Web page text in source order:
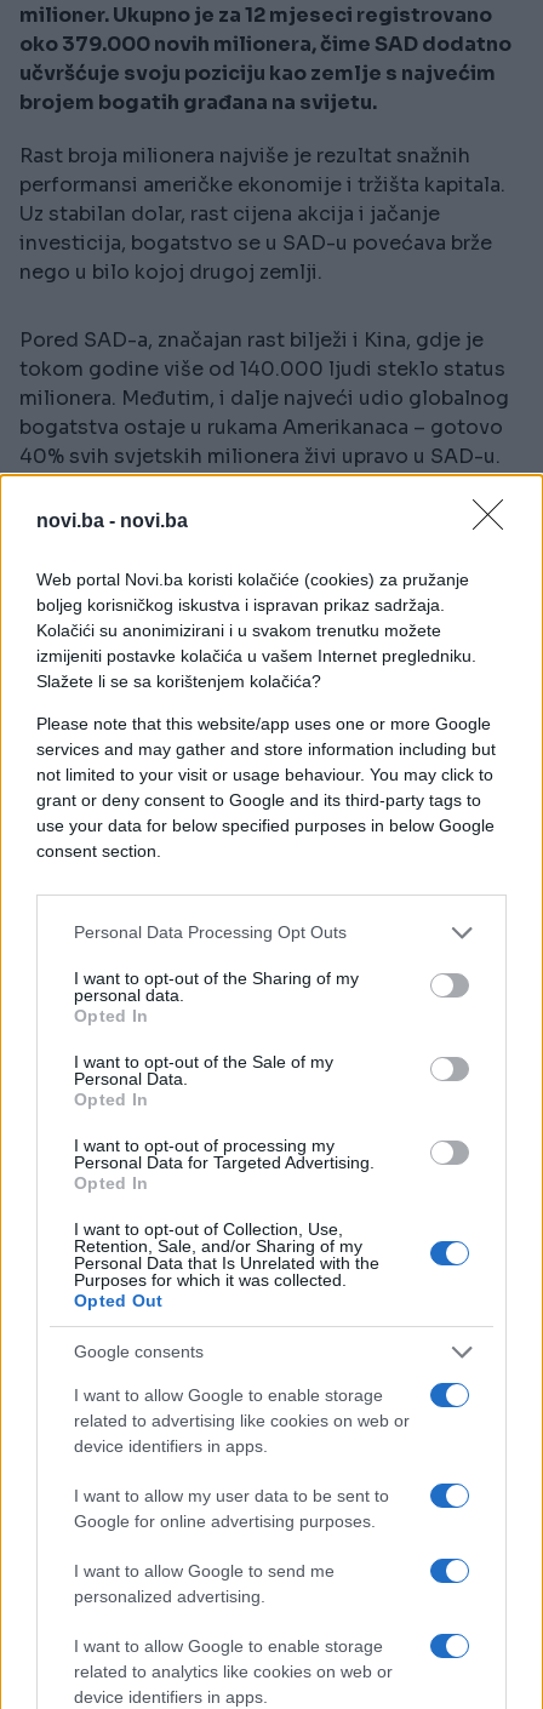
novi.ba - novi.ba
Web portal Novi.ba koristi kolačiće (cookies) za pružanje
boljeg korisničkog iskustva i ispravan prikaz sadržaja.
Kolačići su anonimizirani i u svakom trenutku možete
izmijeniti postavke kolačića u vašem Internet pregledniku.
Slažete li se sa korištenjem kolačića?
Please note that this website/app uses one or more Google
services and may gather and store information including but
not limited to your visit or usage behaviour. You may click to
grant or deny consent to Google and its third-party tags to
use your data for below specified purposes in below Google
consent section.
Personal Data Processing Opt Outs
I want to opt-out of the Sharing of my
personal data.
Opted In
I want to opt-out of the Sale of my
Personal Data.
Opted In
I want to opt-out of processing my
Personal Data for Targeted Advertising.
Opted In
I want to opt-out of Collection, Use,
Retention, Sale, and/or Sharing of my
Personal Data that Is Unrelated with the
Purposes for which it was collected.
Opted Out
Google consents
I want to allow Google to enable storage
related to advertising like cookies on web or
device identifiers in apps.
I want to allow my user data to be sent to
Google for online advertising purposes.
I want to allow Google to send me
personalized advertising.
I want to allow Google to enable storage
related to analytics like cookies on web or
device identifiers in apps.
milioner. Ukupno je za 12 mjeseci registrovano
oko 379.000 novih milionera, čime SAD dodatno
učvršćuje svoju poziciju kao zemlje s najvećim
brojem bogatih građana na svijetu.
Rast broja milionera najviše je rezultat snažnih
performansi američke ekonomije i tržišta kapitala.
Uz stabilan dolar, rast cijena akcija i jačanje
investicija, bogatstvo se u SAD-u povećava brže
nego u bilo kojoj drugoj zemlji.
Pored SAD-a, značajan rast bilježi i Kina, gdje je
tokom godine više od 140.000 ljudi steklo status
milionera. Međutim, i dalje najveći udio globalnog
bogatstva ostaje u rukama Amerikanaca – gotovo
40% svih svjetskih milionera živi upravo u SAD-u.
Iako su SAD vodeće po ukupnom broju, zemlje
najveću koncentraciju milionera u odnosu na broj
stanovnika.
#usa